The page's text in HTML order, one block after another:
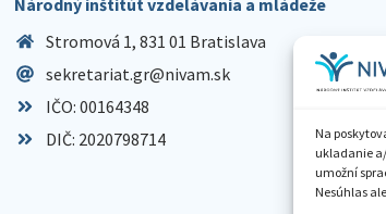
Na
ukladanie
umožní
Nesúhlas
Stromová 1, 831 01 Bratislava
sekretariat.gr@nivam.sk
IČO: 00164348
DIČ: 2020798714